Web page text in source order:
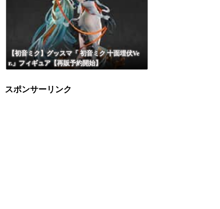
【初音ミク】グッスマ「 初音ミク 十面埋伏Ve
r.」フィギュア【再販予約開始】
スポンサーリンク